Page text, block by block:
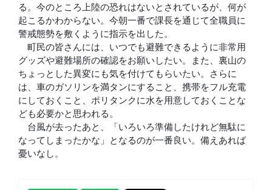
る。今のところ上陸の恐れはないとされているが、何が
起こるかわからない。今朝一番で課長を通じて全職員に
警戒態勢を敷くように指示を出した。
町民の皆さんには、いつでも避難できるように非常用
グッズや避難場所の確認をお願いしたい。また、裏山の
ちょっとした異変にも気を付けてもらいたい。さらに
は、車のガソリンを満タンにすること、携帯をフル充電
にしておくこと、ポリタンクに水を用意しておくことな
ども必要かと思われる。
台風が去ったあと、「いろいろ準備したけれど無駄に
なってしまったかな」となるのが一番良い。備えあれば
憂いなし。